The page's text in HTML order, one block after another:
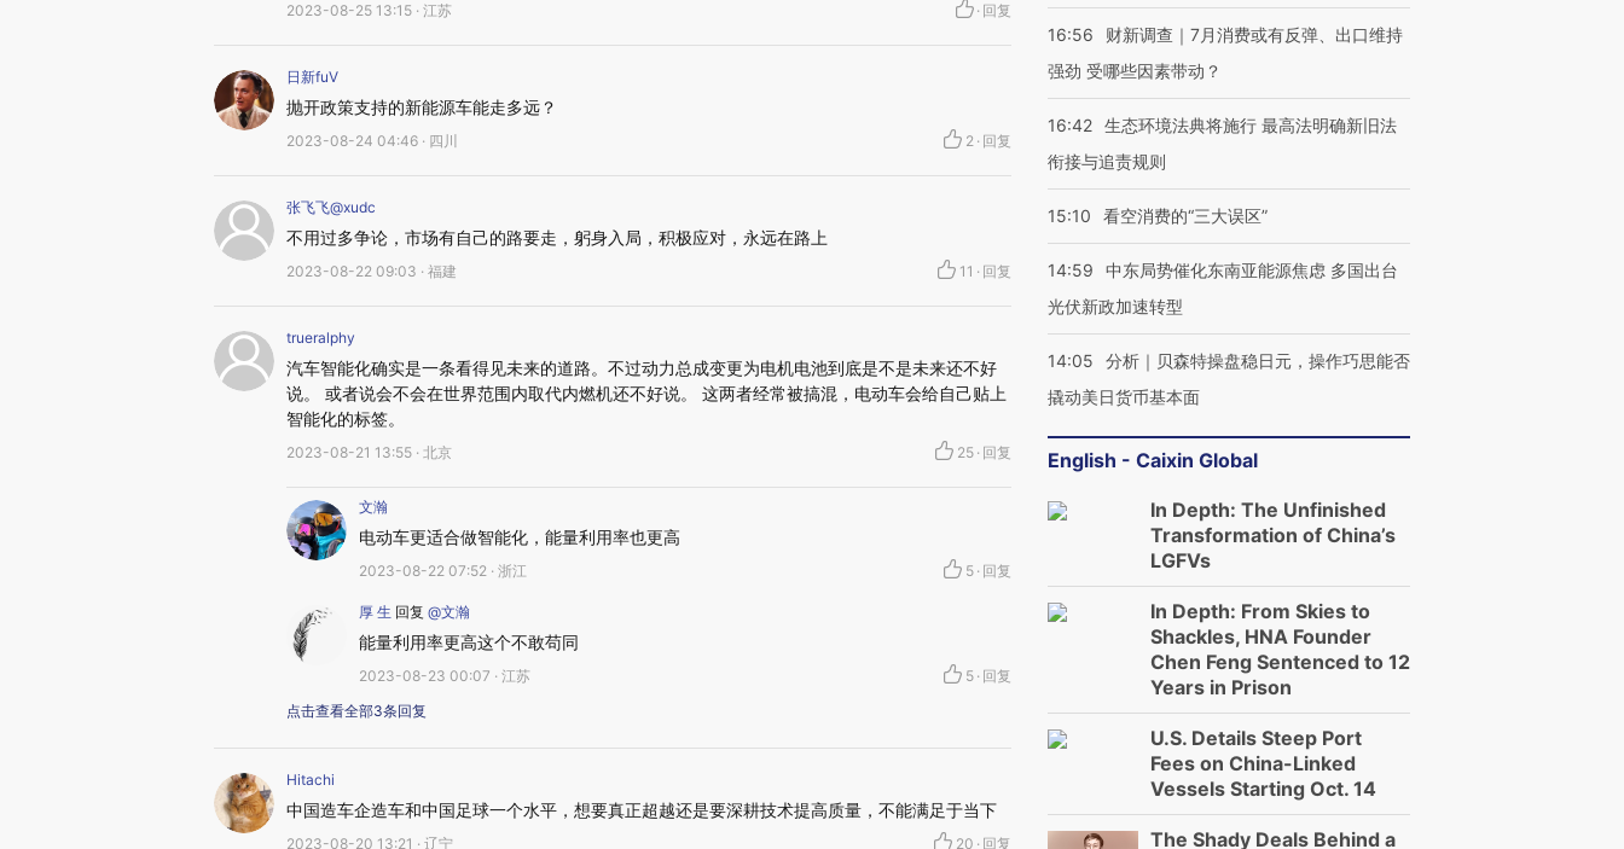
2023-08-25 13:15 · 江苏 · 回复
日新fuV
抛开政策支持的新能源车能走多远？
2023-08-24 04:46 · 四川 2 · 回复
张飞飞@xudc
不用过多争论，市场有自己的路要走，躬身入局，积极应对，永远在路上
2023-08-22 09:03 · 福建 11 · 回复
trueralphy
汽车智能化确实是一条看得见未来的道路。不过动力总成变更为电机电池到底是不是未来还不好
说。 或者说会不会在世界范围内取代内燃机还不好说。 这两者经常被搞混，电动车会给自己贴上
智能化的标签。
2023-08-21 13:55 · 北京 25 · 回复
文瀚
电动车更适合做智能化，能量利用率也更高
2023-08-22 07:52 · 浙江 5 · 回复
厚 生 回复 @文瀚
能量利用率更高这个不敢苟同
2023-08-23 00:07 · 江苏 5 · 回复
点击查看全部3条回复
Hitachi
中国造车企造车和中国足球一个水平，想要真正超越还是要深耕技术提高质量，不能满足于当下
2023-08-20 13:21 · 辽宁 20 · 回复
16:56
财新调查｜7月消费或有反弹、出口维持
强劲 受哪些因素带动？
16:42 生态环境法典将施行 最高法明确新旧法
衔接与追责规则
15:10 看空消费的“三大误区”
14:59
中东局势催化东南亚能源焦虑 多国出台
光伏新政加速转型
14:05
分析｜贝森特操盘稳日元，操作巧思能否
撬动美日货币基本面
English - Caixin Global
In Depth: The Unfinished
Transformation of China’s
LGFVs
In Depth: From Skies to
Shackles, HNA Founder
Chen Feng Sentenced to 12
Years in Prison
U.S. Details Steep Port
Fees on China-Linked
Vessels Starting Oct. 14
The Shady Deals Behind a